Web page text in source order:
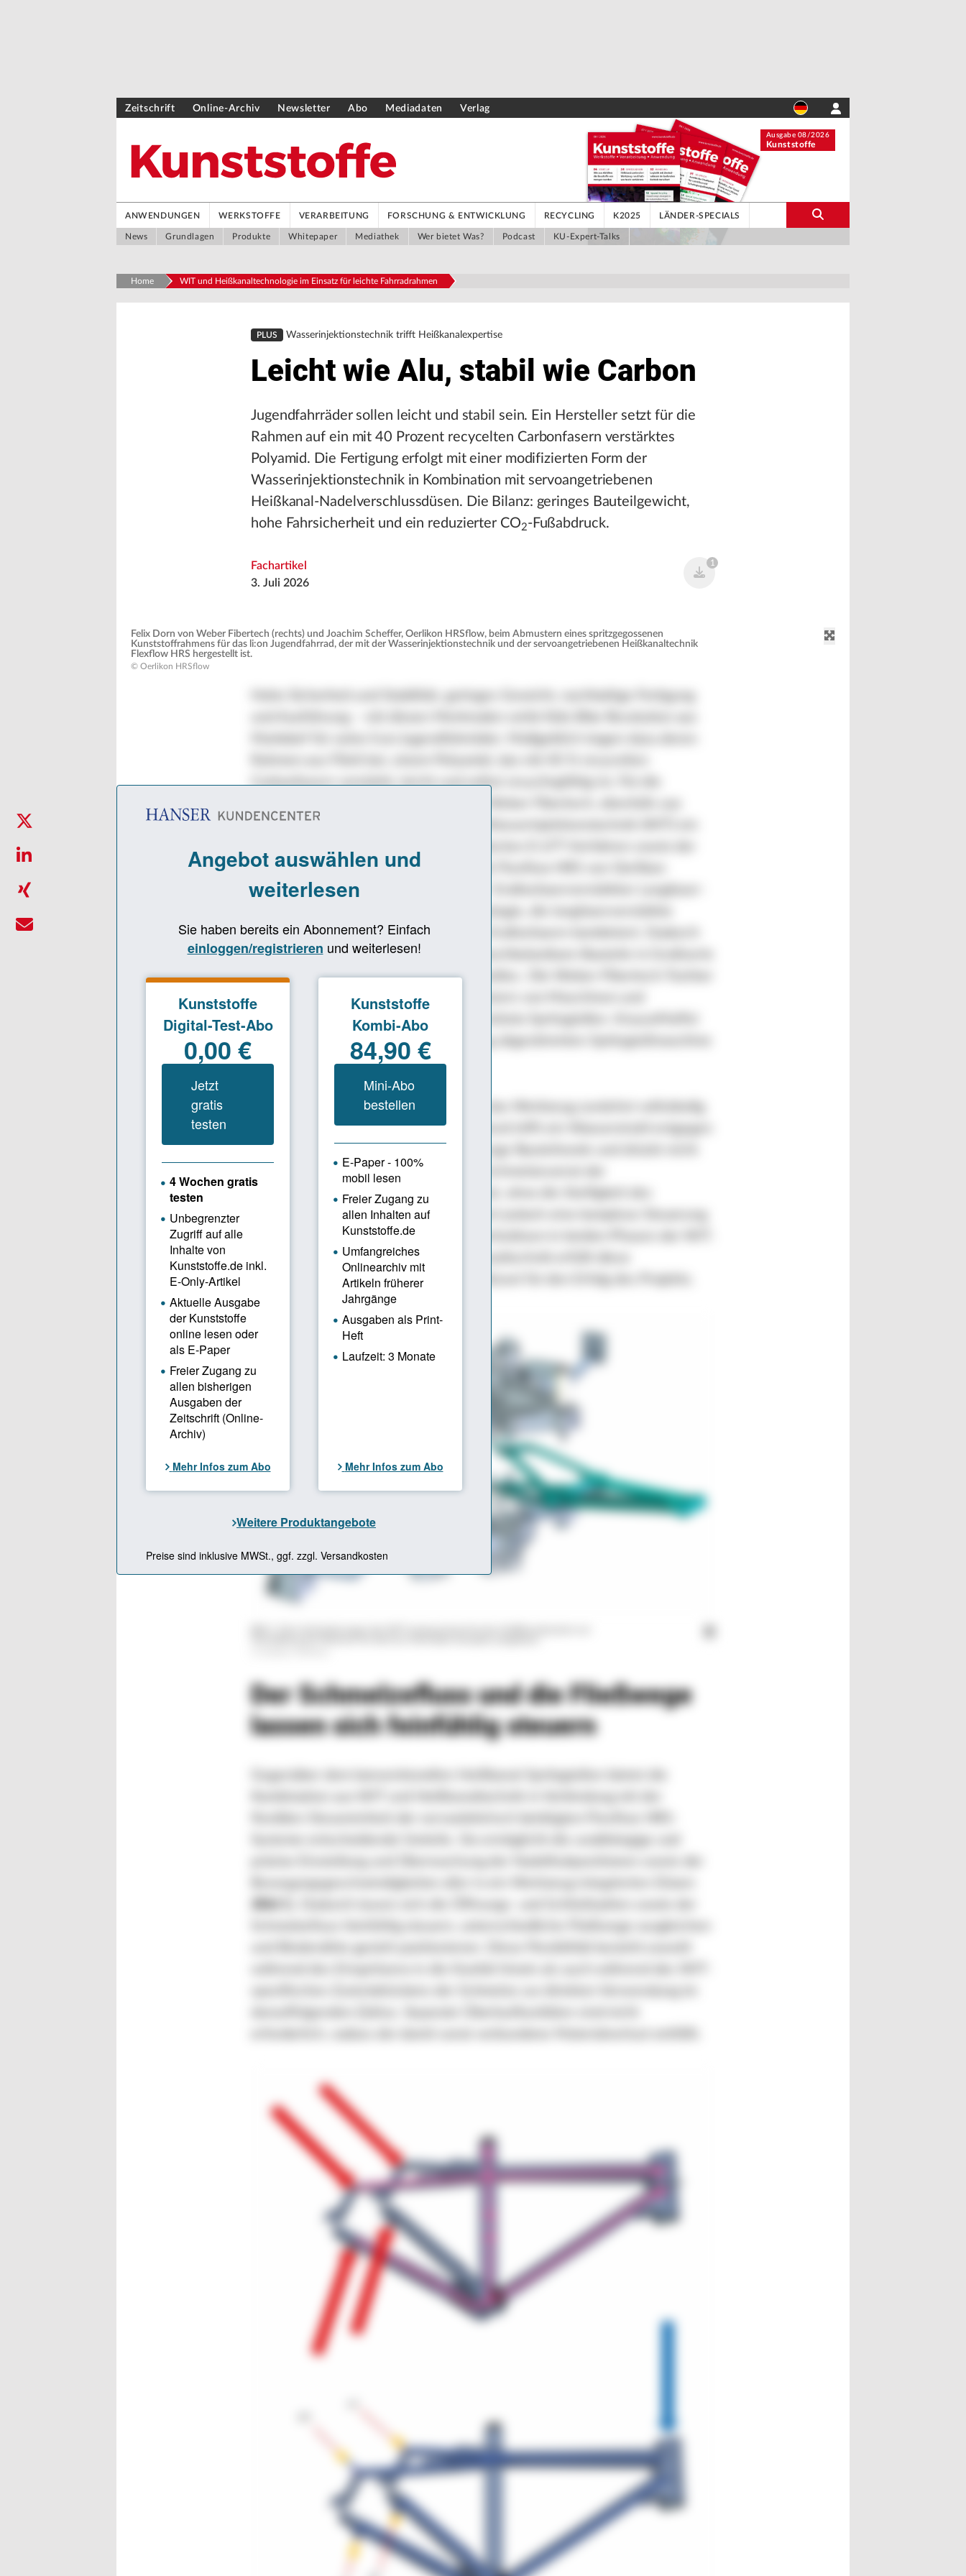
Zeitschrift Online-Archiv Newsletter Abo Mediadaten Verlag
Ausgabe 08/2026
Kunststoffe
ANWENDUNGEN WERKSTOFFE VERARBEITUNG FORSCHUNG & ENTWICKLUNG RECYCLING K2025 LÄNDER-SPECIALS
News Grundlagen Produkte Whitepaper Mediathek Wer bietet Was? Podcast KU-Expert-Talks
Home WIT und Heißkanaltechnologie im Einsatz für leichte Fahrradrahmen
PLUS Wasserinjektionstechnik trifft Heißkanalexpertise
Leicht wie Alu, stabil wie Carbon
Jugendfahrräder sollen leicht und stabil sein. Ein Hersteller setzt für die
Rahmen auf ein mit 40 Prozent recycelten Carbonfasern verstärktes
Polyamid. Die Fertigung erfolgt mit einer modifizierten Form der
Wasserinjektionstechnik in Kombination mit servoangetriebenen
Heißkanal-Nadelverschlussdüsen. Die Bilanz: geringes Bauteilgewicht,
hohe Fahrsicherheit und ein reduzierter CO2-Fußabdruck.
Fachartikel
3. Juli 2026
1
Felix Dorn von Weber Fibertech (rechts) und Joachim Scheffer, Oerlikon HRSflow, beim Abmustern eines spritzgegossenen
Kunststoffrahmens für das li:on Jugendfahrrad, der mit der Wasserinjektionstechnik und der servoangetriebenen Heißkanaltechnik
Flexflow HRS hergestellt ist.
© Oerlikon HRSflow
Carbonfasern verstärkt, leicht und selbst recyclingfähig ist. Für die
Markdorf, eine modifizierte Form der Wasserinjektionstechnik (WIT) ein
servo-angetriebenen Heißkanaltechnik Flexflow HRS von Oerlikon
HRSflow. Das E-LFT-Verfahren (E-LTF: Endlosfaserverstärkter Langfaser-
Thermoplaste mit lokal eingebetteten Endlosfasern kombiniert. Dadurch
lassen sich leichte, crashsichere und hochbelastbare Bauteile in Großserie
fertigen. Die WIT stammt von PME fluidtec. Die Weber-Fibertech-Tochter
zählt zu den weltweit führenden Anbietern von Maschinen und
Injektionssystemen für das fluidunterstützte Spritzgießen. KraussMaffei
ist Hersteller der auf diese Anwendung abgestimmten Spritzgießmaschine
des Typs MX 1600.
Bei der Wasserinjektionstechnik wird das Werkzeug zunächst vollständig
mit Schmelze gefüllt. Direkt anschließend trifft ein Wasserstrahl entgegen
erforderliches Material zurück in den Schmelzevorrat der
Spritzgießmaschine. Dies spart Material, ohne die Steifigkeit des
Rohrrahmens zu verringern. Es erfordert jedoch eine komplexe Steuerung
des Öffnens und Schließens der Einspritzdüsen in beiden Phasen der WIT.
Die Flexflow-Nadelverschluss-Heißkanaltechnik erfüllt diese
Anforderungen und war somit ein Schlüssel für den Erfolg des Projekts.
Der Schmelzefluss und die Fließwege
lassen sich feinfühlig steuern